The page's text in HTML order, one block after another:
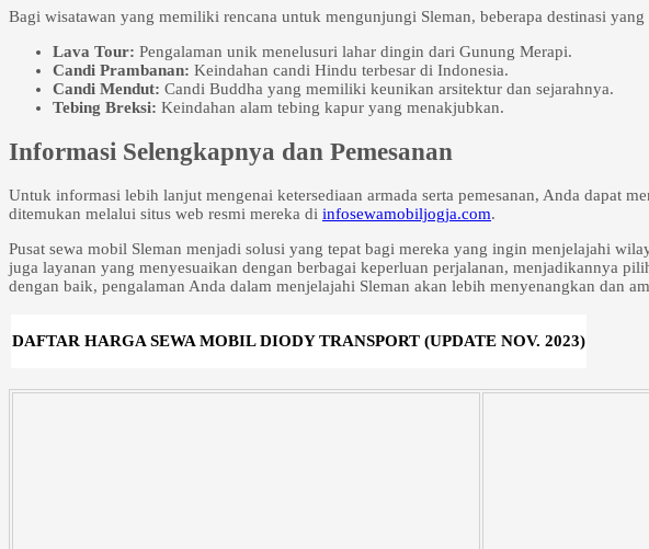
Bagi wisatawan yang memiliki rencana untuk mengunjungi Sleman, beberapa destinasi
Lava Tour: Pengalaman unik menelusuri lahar dingin dari Gunung Merapi.
Candi Prambanan: Keindahan candi Hindu terbesar di Indonesia.
Candi Mendut: Candi Buddha yang memiliki keunikan arsitektur dan sejarahnya.
Tebing Breksi: Keindahan alam tebing kapur yang menakjubkan.
Informasi Selengkapnya dan Pemesanan
Untuk informasi lebih lanjut mengenai ketersediaan armada serta pemesanan, Anda
ditemukan melalui situs web resmi mereka di infosewamobiljogja.com.
Pusat sewa mobil Sleman menjadi solusi yang tepat bagi mereka yang ingin menjelajahi
juga layanan yang menyesuaikan dengan berbagai keperluan perjalanan, menjadikannya
dengan baik, pengalaman Anda dalam menjelajahi Sleman akan lebih menyenangkan dan
DAFTAR HARGA SEWA MOBIL DIODY TRANSPORT (UPDATE NOV. 2023)